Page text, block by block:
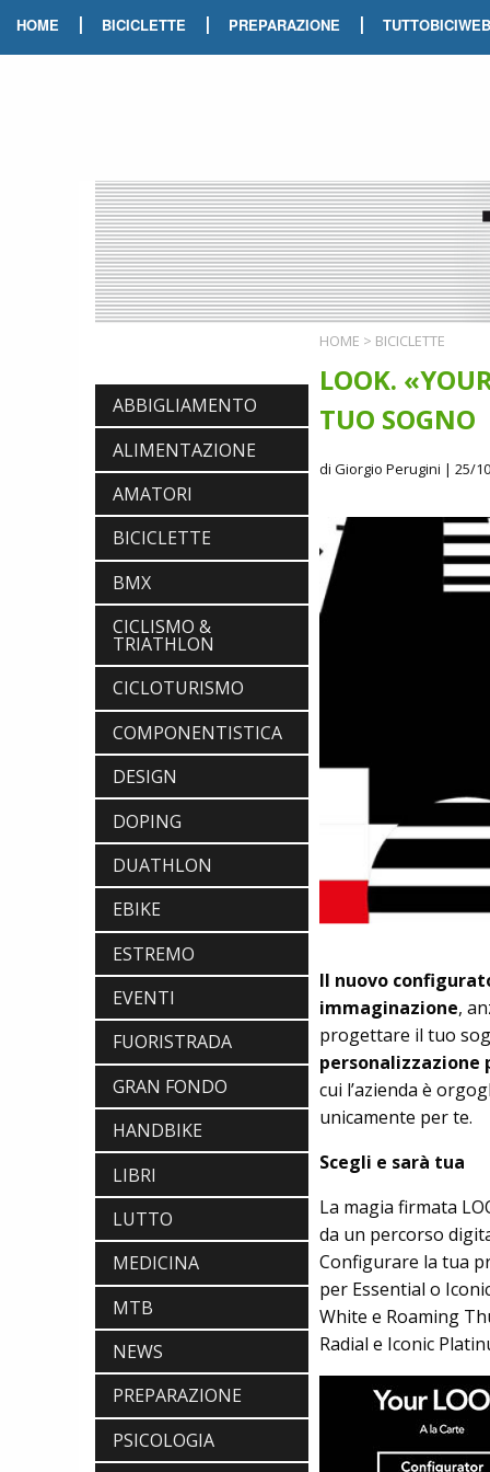
HOME | BICICLETTE | PREPARAZIONE | TUTTOBICIWEB
ABBIGLIAMENTO
ALIMENTAZIONE
AMATORI
BICICLETTE
BMX
CICLISMO &
TRIATHLON
CICLOTURISMO
COMPONENTISTICA
DESIGN
DOPING
DUATHLON
EBIKE
ESTREMO
EVENTI
FUORISTRADA
GRAN FONDO
HANDBIKE
LIBRI
LUTTO
MEDICINA
MTB
NEWS
PREPARAZIONE
PSICOLOGIA
ABBIGLIAMENTO
NALINI. APPUNTAMENTO A IBF PER
SCOPRIRE IL PRIMO PANTALONCINO
CON AIRBAG INTEGRATO
LOOK. LA NUOVA 785 HUEZ RS,
EBIKE
E-BIKE ENDURO CON MANOLO
MORETTINI E FILIPPO COLARUSSO
ALIMENTAZIONE
GUIDA COMPLETA AL CICLISMO
MODERNO: SCARICA L'E-BOOK
GRATUITO DI ETHICSPORT
ABBIGLIAMENTO
HOME > BICICLETTE
LOOK.
TUO SOGNO
di Giorgio Perugini | 25/
Il nuovo
immaginazione,
progettare il tuo
personalizzazione
cui l’azienda è
unicamente per te.
Scegli e sarà tua
La magia firmata
da un percorso
Configurare la tua
per Essential o
White e Roaming
Radial e Iconic